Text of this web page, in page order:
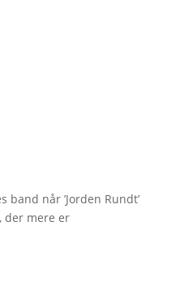
når ’Jorden Rundt’
der mere er